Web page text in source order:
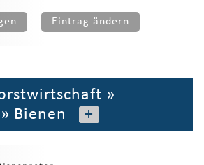
Eintrag ändern
»
» Bienen +